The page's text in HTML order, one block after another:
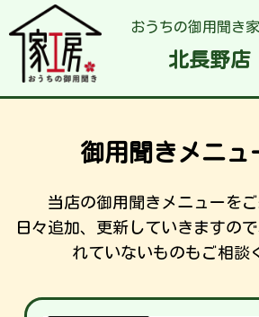
おうちの御用聞き
北長野店
御用聞きメニュ
当店の御用聞きメニューをご
日々追加、更新していきますの
れていないものもご相談